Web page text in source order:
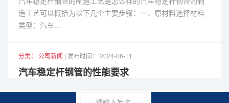
造工艺可以概括为以下几个主要步骤：一、原材料选择材料
类型：汽车...
汽车稳定杆钢管的性能要求